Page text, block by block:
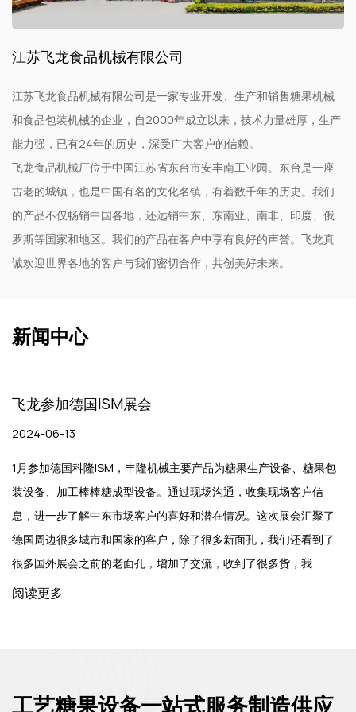
江苏飞龙食品机械有限公司
江苏飞龙食品机械有限公司是一家专业开发、生产和销售糖果机械
和食品包装机械的企业，自2000年成立以来，技术力量雄厚，生产
能力强，已有24年的历史，深受广大客户的信赖。
飞龙食品机械厂位于中国江苏省东台市安丰南工业园。东台是一座
古老的城镇，也是中国有名的文化名镇，有着数千年的历史。我们
的产品不仅畅销中国各地，还远销中东、东南亚、南非、印度、俄
罗斯等国家和地区。我们的产品在客户中享有良好的声誉。飞龙真
诚欢迎世界各地的客户与我们密切合作，共创美好未来。
新闻中心
飞龙参加德国ISM展会
2024-06-13
1月参加德国科隆ISM，丰隆机械主要产品为糖果生产设备、糖果包
装设备、加工棒棒糖成型设备。通过现场沟通，收集现场客户信
息，进一步了解中东市场客户的喜好和潜在情况。这次展会汇聚了
德国周边很多城市和国家的客户，除了很多新面孔，我们还看到了
很多国外展会之前的老面孔，增加了交流，收到了很多货，我...
阅读更多
工艺糖果设备一站式服务制造供应